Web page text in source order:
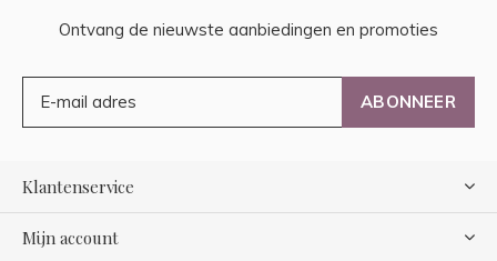
Ontvang de nieuwste aanbiedingen en promoties
ABONNEER
Klantenservice
Mijn account